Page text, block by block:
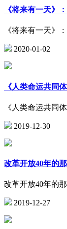
《将来有一天》
《将来有一天》
2020-01-02
《人类命运共同
《人类命运共同
2019-12-30
改革开放40年的
改革开放40年的
2019-12-27